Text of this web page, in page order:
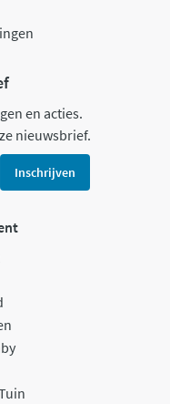
en acties.
nieuwsbrief.
Inschrijven